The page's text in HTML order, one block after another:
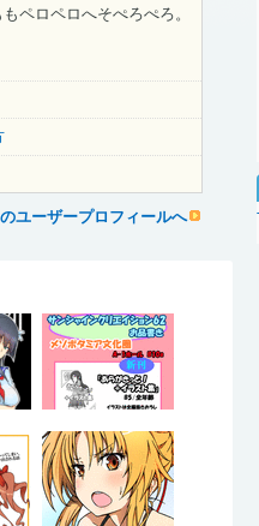
ペロペロへそぺろぺろ。
ユーザープロフィールへ